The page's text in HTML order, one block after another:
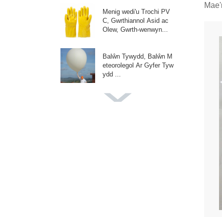
Menig wedi'u Trochi PV
C, Gwrthiannol Asid ac
Olew, Gwrth-wenwyn...
Balŵn Tywydd, Balŵn M
eteorolegol Ar Gyfer Tyw
ydd ...
Balŵn Lliw Cawr, Balwna